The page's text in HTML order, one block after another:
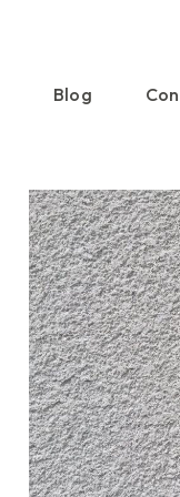
Blog